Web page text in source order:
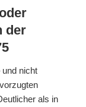
der
und nicht
als in